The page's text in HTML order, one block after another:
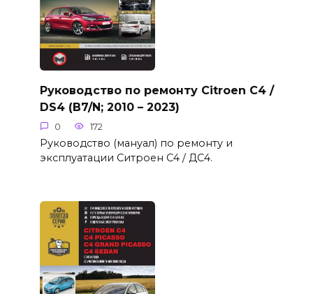
Руководство по ремонту Citroen C4 /
DS4 (B7/N; 2010 – 2023)
0 172
Руководство (мануал) по ремонту и
эксплуатации Ситроен С4 / ДС4.